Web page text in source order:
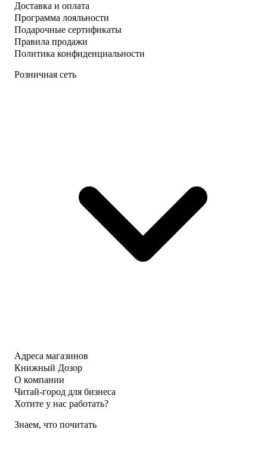
Доставка и оплата
Программа лояльности
Подарочные сертификаты
Правила продажи
Политика конфиденциальности
Розничная сеть
Адреса магазинов
Книжный Дозор
О компании
Читай-город для бизнеса
Хотите у нас работать?
Знаем, что почитать